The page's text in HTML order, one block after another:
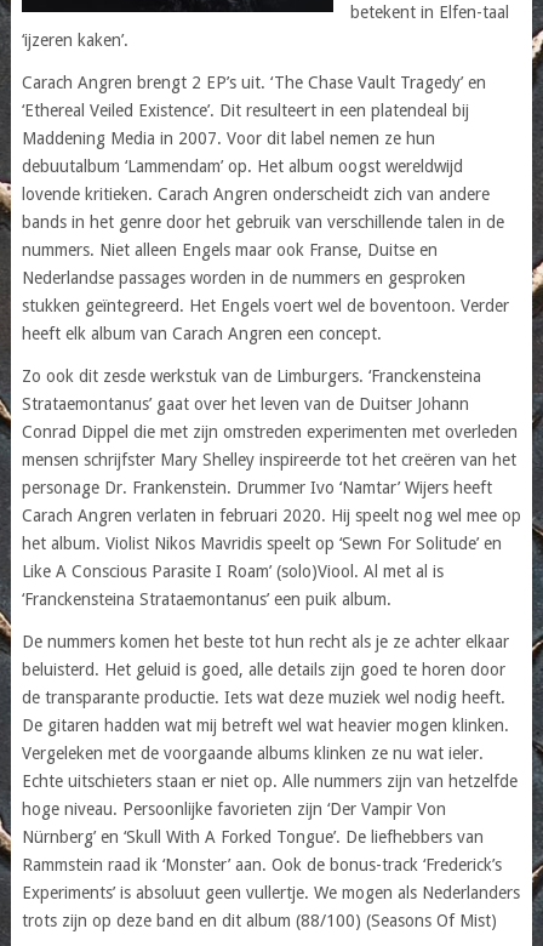
betekent in Elfen-taal
‘ijzeren kaken’.
Carach Angren brengt 2 EP’s uit. ‘The Chase Vault Tragedy’ en
‘Ethereal Veiled Existence’. Dit resulteert in een platendeal bij
Maddening Media in 2007. Voor dit label nemen ze hun
debuutalbum ‘Lammendam’ op. Het album oogst wereldwijd
lovende kritieken. Carach Angren onderscheidt zich van andere
bands in het genre door het gebruik van verschillende talen in de
nummers. Niet alleen Engels maar ook Franse, Duitse en
Nederlandse passages worden in de nummers en gesproken
stukken geïntegreerd. Het Engels voert wel de boventoon. Verder
heeft elk album van Carach Angren een concept.
Zo ook dit zesde werkstuk van de Limburgers. ‘Franckensteina
Strataemontanus’ gaat over het leven van de Duitser Johann
Conrad Dippel die met zijn omstreden experimenten met overleden
mensen schrijfster Mary Shelley inspireerde tot het creëren van het
personage Dr. Frankenstein. Drummer Ivo ‘Namtar’ Wijers heeft
Carach Angren verlaten in februari 2020. Hij speelt nog wel mee op
het album. Violist Nikos Mavridis speelt op ‘Sewn For Solitude’ en
Like A Conscious Parasite I Roam’ (solo)Viool. Al met al is
‘Franckensteina Strataemontanus’ een puik album.
De nummers komen het beste tot hun recht als je ze achter elkaar
beluisterd. Het geluid is goed, alle details zijn goed te horen door
de transparante productie. Iets wat deze muziek wel nodig heeft.
De gitaren hadden wat mij betreft wel wat heavier mogen klinken.
Vergeleken met de voorgaande albums klinken ze nu wat ieler.
Echte uitschieters staan er niet op. Alle nummers zijn van hetzelfde
hoge niveau. Persoonlijke favorieten zijn ‘Der Vampir Von
Nürnberg’ en ‘Skull With A Forked Tongue’. De liefhebbers van
Rammstein raad ik ‘Monster’ aan. Ook de bonus-track ‘Frederick’s
Experiments’ is absoluut geen vullertje. We mogen als Nederlanders
trots zijn op deze band en dit album (88/100) (Seasons Of Mist)